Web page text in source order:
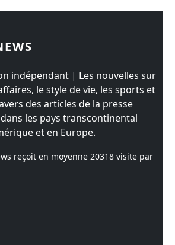
indépendant | Les nouvelles sur
le style de vie, les sports et
des articles de la presse
les pays transcontinental
et en Europe.
reçoit en moyenne 20318 visite par